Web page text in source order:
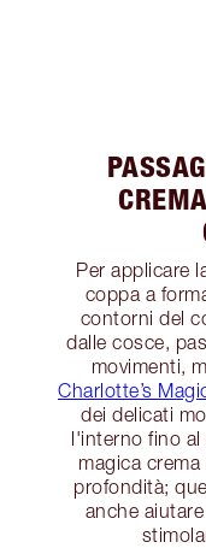
Per applicare
coppa a
contorni del
dalle cosce,
movimenti,
Charlotte’s
dei delicati
l'interno fino
magica
profondità;
anche